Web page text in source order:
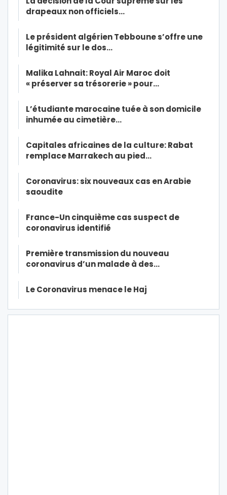
drapeaux non officiels…
Le président algérien Tebboune s’offre une
légitimité sur le dos…
Malika Lahnait: Royal Air Maroc doit
« préserver sa trésorerie » pour…
L’étudiante marocaine tuée à son domicile
inhumée au cimetière…
Capitales africaines de la culture: Rabat
remplace Marrakech au pied…
Coronavirus: six nouveaux cas en Arabie
saoudite
France-Un cinquième cas suspect de
coronavirus identifié
Première transmission du nouveau
coronavirus d’un malade à des…
Le Coronavirus menace le Haj